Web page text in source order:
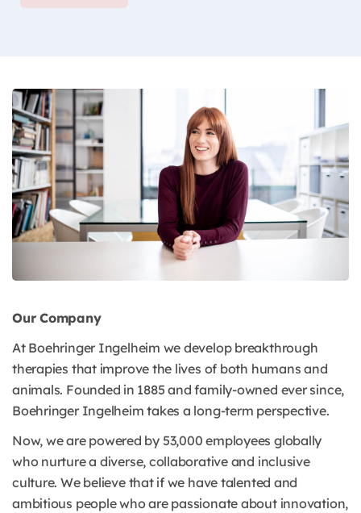
Our Company
At Boehringer Ingelheim we develop breakthrough
therapies that improve the lives of both humans and
animals. Founded in 1885 and family-owned ever since,
Boehringer Ingelheim takes a long-term perspective.
Now, we are powered by 53,000 employees globally
who nurture a diverse, collaborative and inclusive
culture. We believe that if we have talented and
ambitious people who are passionate about innovation,